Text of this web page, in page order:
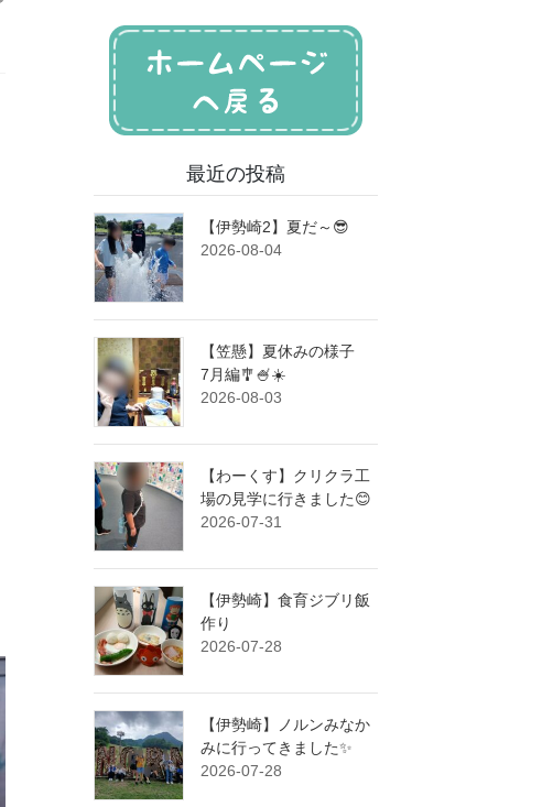
最近の投稿
【伊勢崎2】夏だ～😎
2026-08-04
【笠懸】夏休みの様子
7月編🎐🍧☀️
2026-08-03
【わーくす】クリクラ工
場の見学に行きました😊
2026-07-31
【伊勢崎】食育ジブリ飯
作り
2026-07-28
【伊勢崎】ノルンみなか
みに行ってきました✨
2026-07-28